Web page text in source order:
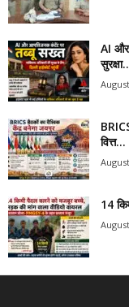
AI और
वित्त...
14